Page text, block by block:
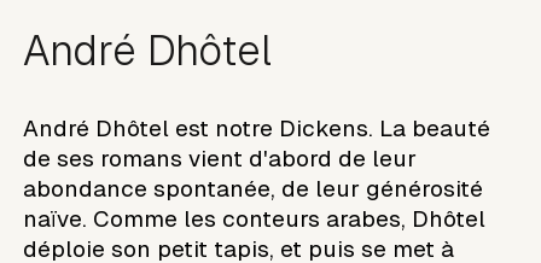
André Dhôtel
André Dhôtel est notre Dickens. La beauté
de ses romans vient d'abord de leur
abondance spontanée, de leur générosité
naïve. Comme les conteurs arabes, Dhôtel
déploie son petit tapis, et puis se met à